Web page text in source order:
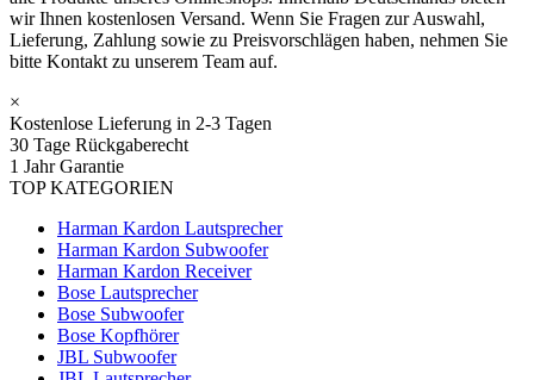
wir Ihnen kostenlosen Versand. Wenn Sie Fragen zur Auswahl,
Lieferung, Zahlung sowie zu Preisvorschlägen haben, nehmen Sie
bitte Kontakt zu unserem Team auf.
×
Kostenlose Lieferung in 2-3 Tagen
30 Tage Rückgaberecht
1 Jahr Garantie
TOP KATEGORIEN
Harman Kardon Lautsprecher
Harman Kardon Subwoofer
Harman Kardon Receiver
Bose Lautsprecher
Bose Subwoofer
Bose Kopfhörer
JBL Subwoofer